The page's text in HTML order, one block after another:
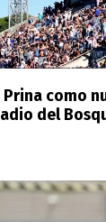
Prina como
del